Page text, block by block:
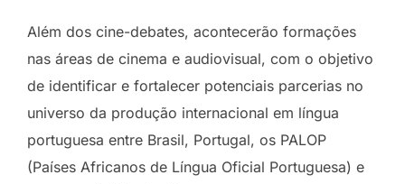
Além dos cine-debates, acontecerão formações
nas áreas de cinema e audiovisual, com o objetivo
de identificar e fortalecer potenciais parcerias no
universo da produção internacional em língua
portuguesa entre Brasil, Portugal, os PALOP
(Países Africanos de Língua Oficial Portuguesa) e